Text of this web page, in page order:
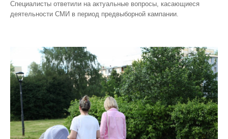
Специалисты ответили на актуальные вопросы, касающиеся
деятельности СМИ в период предвыборной кампании.